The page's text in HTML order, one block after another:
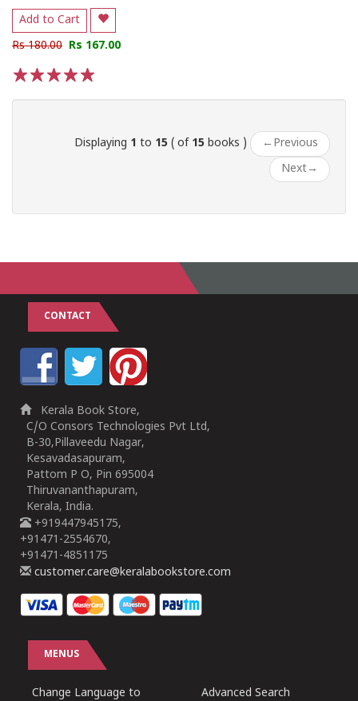
Add to Cart
Rs 180.00 Rs 167.00
Displaying 1 to 15 ( of 15 books ) ← Previous
Next→
CONTACT
Kerala Book Store,
C/O Consors Technologies Pvt Ltd,
B-30,Pillaveedu Nagar,
Kesavadasapuram,
Pattom P O, Pin 695004
Thiruvananthapuram,
Kerala, India.
+919447945175,
+91471-2554670,
+91471-4851175
customer.care@keralabookstore.com
MENUS
Change Language to
Advanced Search